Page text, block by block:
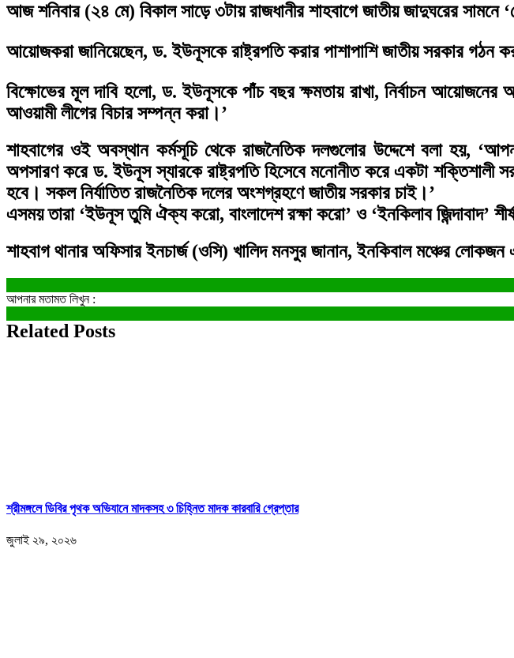
আজ শনিবার (২৪ মে) বিকাল সাড়ে ৩টায় রাজধানীর শাহবাগে জাতীয় জাদুঘরের
আয়োজকরা জানিয়েছেন, ড. ইউনূসকে রাষ্ট্রপতি করার পাশাপাশি জাতীয় সরকার গঠন
বিক্ষোভের মূল দাবি হলো, ড. ইউনূসকে পাঁচ বছর ক্ষমতায় রাখা, নির্বাচন
আওয়ামী লীগের বিচার সম্পন্ন করা।’
শাহবাগের ওই অবস্থান কর্মসূচি থেকে রাজনৈতিক দলগুলোর উদ্দেশে বলা হয়,
অপসারণ করে ড. ইউনূস স্যারকে রাষ্ট্রপতি হিসেবে মনোনীত করে একটা শক্তিশালী
হবে। সকল নির্যাতিত রাজনৈতিক দলের অংশগ্রহণে জাতীয় সরকার চাই।’
এসময় তারা ‘ইউনূস তুমি ঐক্য করো, বাংলাদেশ রক্ষা করো’ ও ‘ইনকিলাব জিন্দাবাদ’
শাহবাগ থানার অফিসার ইনচার্জ (ওসি) খালিদ মনসুর জানান, ইনকিবাল মঞ্চের
আপনার মতামত লিখুন :
Related Posts
শ্রীমঙ্গলে ডিবির পৃথক অভিযানে মাদকসহ ৩ চিহ্নিত মাদক কারবারি গ্রেপ্তার
জুলাই ২৯, ২০২৬